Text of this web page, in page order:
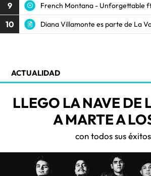
9 French Montana - Unforgettable
10 Diana Villamonte es parte de La
ACTUALIDAD
LLEGO LA NAVE DE
A MARTE A
con todos sus éxitos